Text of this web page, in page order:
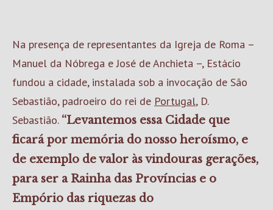
Na presença de representantes da Igreja de Roma –
Manuel da Nóbrega e José de Anchieta –, Estácio
fundou a cidade, instalada sob a invocação de São
Sebastião, padroeiro do rei de Portugal, D.
Sebastião. “Levantemos essa Cidade que
ficará por memória do nosso heroísmo, e
de exemplo de valor às vindouras gerações,
para ser a Rainha das Províncias e o
Empório das riquezas do